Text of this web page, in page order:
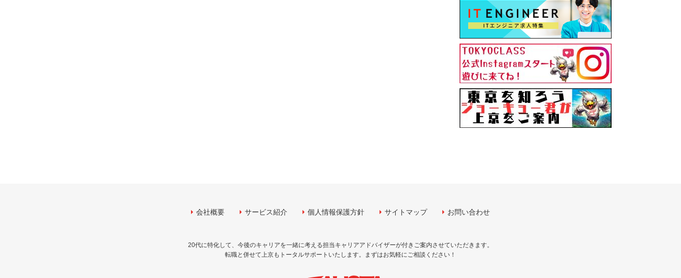
会社概要 サービス紹介 個人情報保護方針 サイトマップ お問い合わせ
20代に特化して、今後のキャリアを一緒に考える担当キャリアアドバイザーが付きご案内させていただきます。
転職と併せて上京もトータルサポートいたします。まずはお気軽にご相談ください！